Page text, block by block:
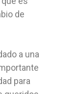
de
a una
para